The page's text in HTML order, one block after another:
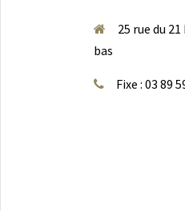
25 rue du
bas
Fixe : 03 89